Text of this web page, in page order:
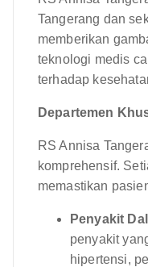
Tangerang dan
memberikan
teknologi medis
terhadap
Departemen
RS Annisa
komprehensif.
memastikan
Penyakit
penyakit
hipertensi,